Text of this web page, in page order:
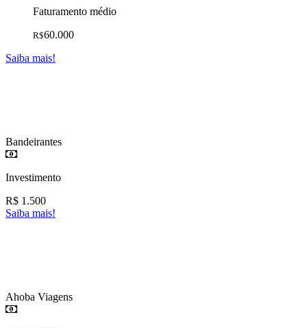
Faturamento médio
R$60.000
Saiba mais!
Bandeirantes
Investimento
R$ 1.500
Saiba mais!
Ahoba Viagens